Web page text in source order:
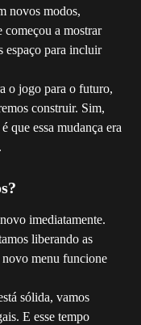
novos modos,
começou a mostrar
espaço para incluir
o jogo para o futuro,
construir. Sim,
que essa mudança era
imediatamente.
liberando as
novo menu funcione
sólida, vamos
E esse tempo